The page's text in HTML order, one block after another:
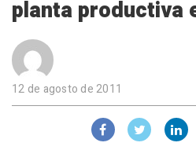
planta productiva
12 de agosto de 2011